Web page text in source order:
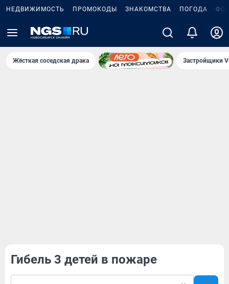
НЕДВИЖИМОСТЬ ПРОМОКОДЫ ЗНАКОМСТВА ПОГОДА
Жёсткая соседская драка Застройщики
Гибель 3 детей в пожаре